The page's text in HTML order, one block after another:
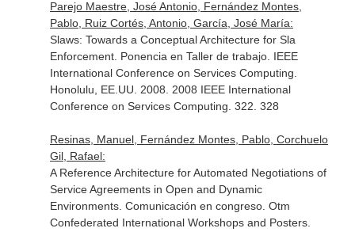
Parejo Maestre, José Antonio, Fernández Montes,
Pablo, Ruiz Cortés, Antonio, García, José María:
Slaws: Towards a Conceptual Architecture for Sla
Enforcement. Ponencia en Taller de trabajo. IEEE
International Conference on Services Computing.
Honolulu, EE.UU. 2008. 2008 IEEE International
Conference on Services Computing. 322. 328
Resinas, Manuel, Fernández Montes, Pablo, Corchuelo
Gil, Rafael:
A Reference Architecture for Automated Negotiations of
Service Agreements in Open and Dynamic
Environments. Comunicación en congreso. Otm
Confederated International Workshops and Posters.